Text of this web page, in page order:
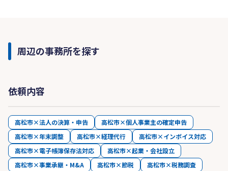
周辺の事務所を探す
依頼内容
高松市×法人の決算・申告
高松市×個人事業主の確定申告
高松市×年末調整
高松市×経理代行
高松市×インボイス対応
高松市×電子帳簿保存法対応
高松市×起業・会社設立
高松市×事業承継・M&A
高松市×節税
高松市×税務調査